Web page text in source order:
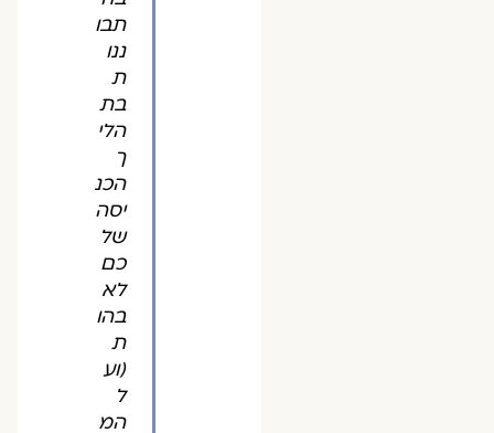
תבו
ננו
ת
בת
הלי
ך
הכנ
יסה
של
כם
לא
בהו
ת
(וע
ל
המ